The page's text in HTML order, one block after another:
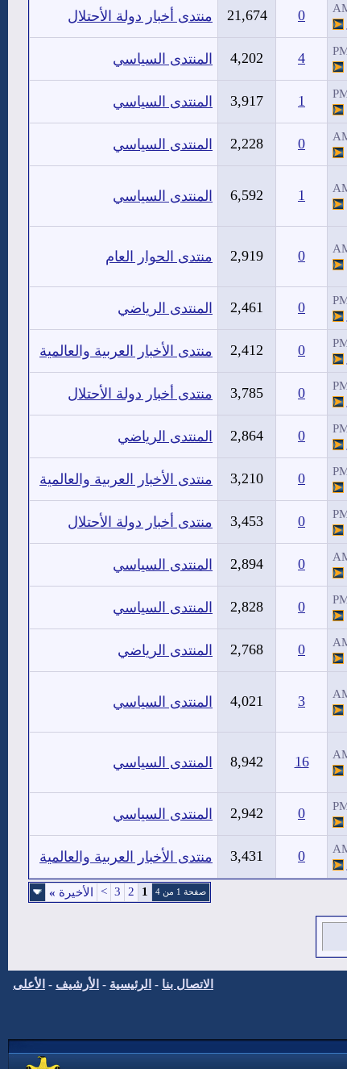
0
21,674 منتدى أخبار دولة الأحتلال
4
4,202 المنتدى السياسي
1
3,917 المنتدى السياسي
0
2,228 المنتدى السياسي
1
6,592 المنتدى السياسي
0
2,919 منتدى الحوار العام
0
2,461 المنتدى الرياضي
0
2,412 منتدى الأخبار العربية والعالمية
0
3,785 منتدى أخبار دولة الأحتلال
0
2,864 المنتدى الرياضي
0
3,210 منتدى الأخبار العربية والعالمية
0
3,453 منتدى أخبار دولة الأحتلال
0
2,894 المنتدى السياسي
0
2,828 المنتدى السياسي
0
2,768 المنتدى الرياضي
3
4,021 المنتدى السياسي
16
8,942 المنتدى السياسي
0
2,942 المنتدى السياسي
0
3,431 منتدى الأخبار العربية والعالمية
صفحة 1 من 4 1
2
3
> الأخيرة »
الاتصال بنا - الرئيسية - الأرشيف - الأعلى